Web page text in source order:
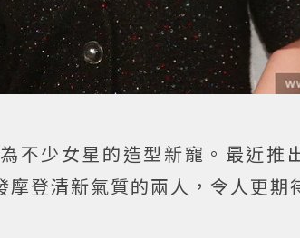
不少女星的造型新寵。最近推
登清新氣質的兩人，令人更期